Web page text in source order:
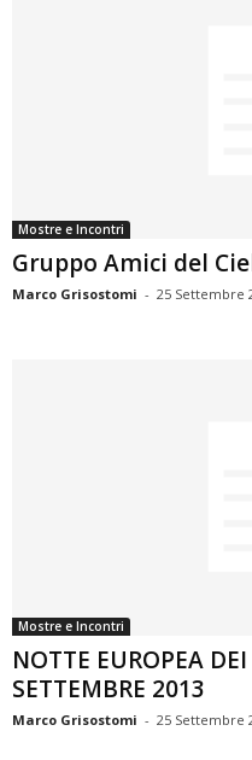
Mostre e Incontri
Gruppo Amici del
Marco Grisostomi - 25 Settembre
Mostre e Incontri
NOTTE EUROPEA
SETTEMBRE 2013
Marco Grisostomi - 25 Settembre